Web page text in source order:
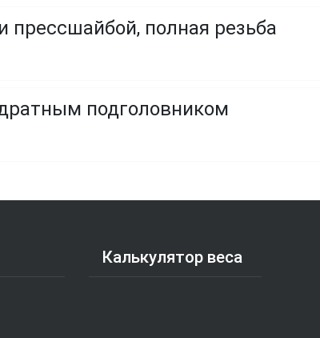
прессшайбой, полная резьба
подголовником
Калькулятор веса